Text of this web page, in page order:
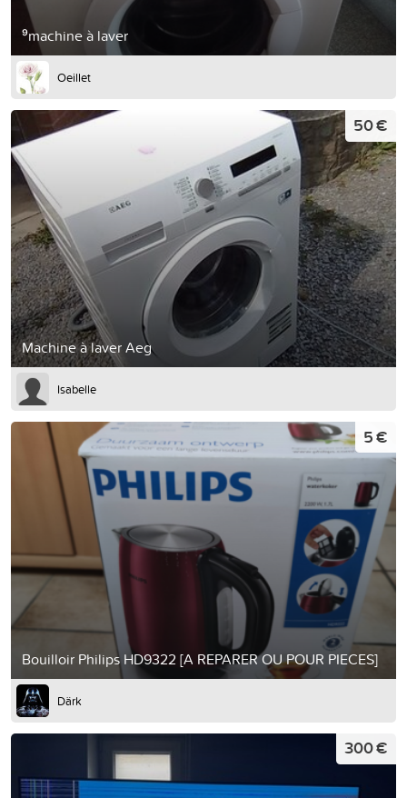
⁹machine à laver
Oeillet
Machine à laver Aeg
50 €
Isabelle
Bouilloir Philips HD9322 [A REPARER OU POUR PIECES]
5 €
Därk
300 €